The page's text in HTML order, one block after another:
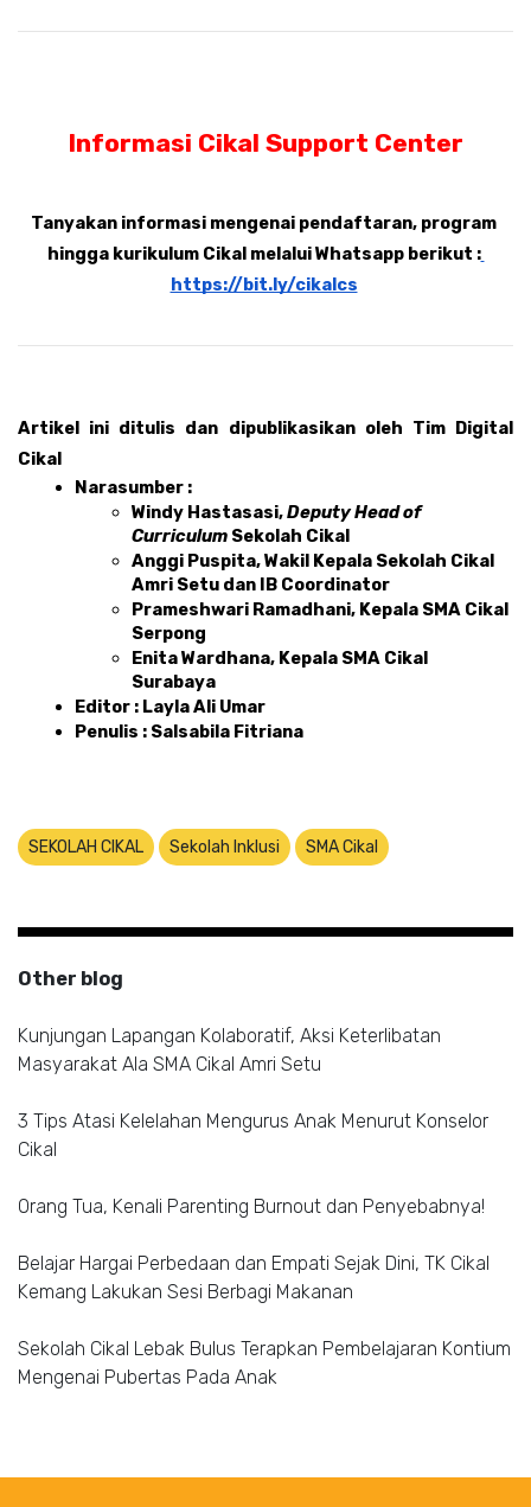
Informasi Cikal Support Center
Tanyakan informasi mengenai pendaftaran, program
hingga kurikulum Cikal melalui Whatsapp berikut :
https://bit.ly/cikalcs
Artikel ini ditulis dan dipublikasikan oleh Tim Digital
Cikal
Narasumber :
Windy Hastasasi, Deputy Head of
Curriculum Sekolah Cikal
Anggi Puspita, Wakil Kepala Sekolah Cikal
Amri Setu dan IB Coordinator
Prameshwari Ramadhani, Kepala SMA Cikal
Serpong
Enita Wardhana, Kepala SMA Cikal
Surabaya
Editor : Layla Ali Umar
Penulis : Salsabila Fitriana
SEKOLAH CIKAL Sekolah Inklusi SMA Cikal
Other blog
Kunjungan Lapangan Kolaboratif, Aksi Keterlibatan
Masyarakat Ala SMA Cikal Amri Setu
3 Tips Atasi Kelelahan Mengurus Anak Menurut Konselor
Cikal
Orang Tua, Kenali Parenting Burnout dan Penyebabnya!
Belajar Hargai Perbedaan dan Empati Sejak Dini, TK Cikal
Kemang Lakukan Sesi Berbagi Makanan
Sekolah Cikal Lebak Bulus Terapkan Pembelajaran Kontium
Mengenai Pubertas Pada Anak